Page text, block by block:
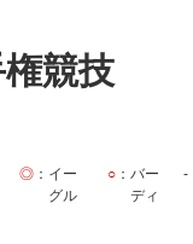
競技
◎：イー
グル
○：バー
ディ
-